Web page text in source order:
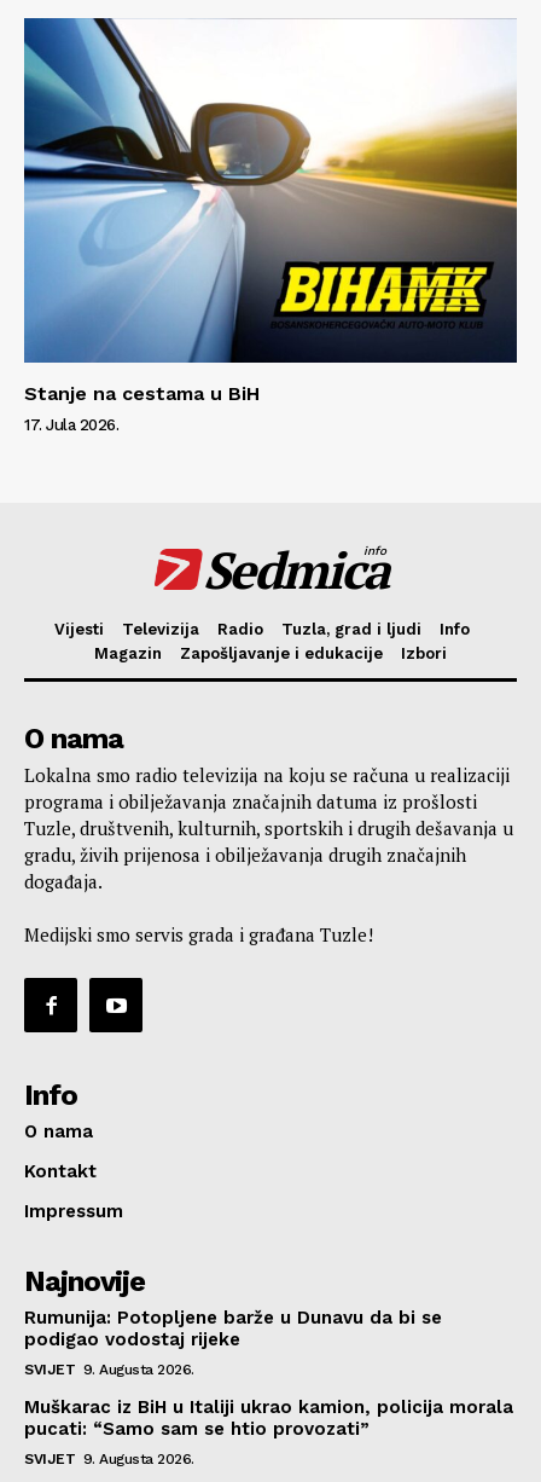
Stanje na cestama u BiH
17. Jula 2026.
Sedmica
info
Vijesti Televizija Radio Tuzla, grad i ljudi
Info
Magazin
Zapošljavanje i edukacije Izbori
O nama
Lokalna smo radio televizija na koju se računa u realizaciji
programa i obilježavanja značajnih datuma iz prošlosti
Tuzle, društvenih, kulturnih, sportskih i drugih dešavanja u
gradu, živih prijenosa i obilježavanja drugih značajnih
događaja.
Medijski smo servis grada i građana Tuzle!
Info
O nama
Kontakt
Impressum
Najnovije
Rumunija: Potopljene barže u Dunavu da bi se
podigao vodostaj rijeke
SVIJET 9. Augusta 2026.
Muškarac iz BiH u Italiji ukrao kamion, policija morala
pucati: “Samo sam se htio provozati”
SVIJET 9. Augusta 2026.